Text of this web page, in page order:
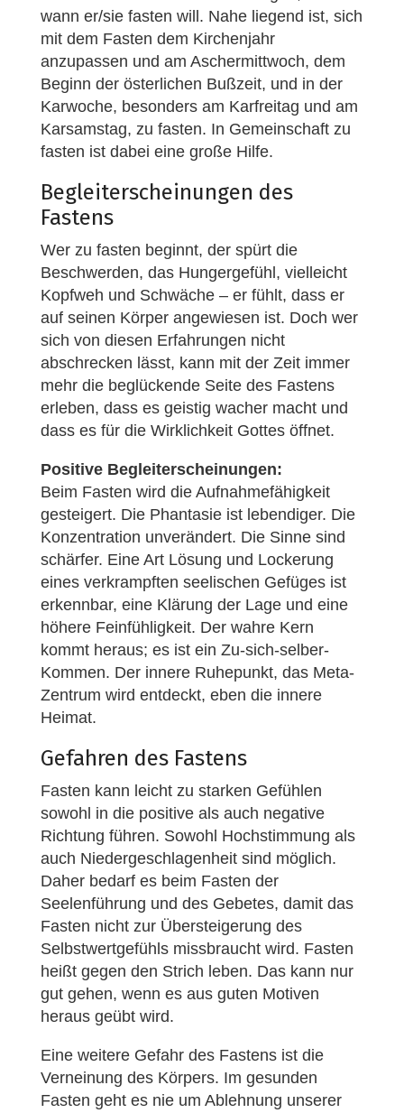
wann er/sie fasten will. Nahe liegend ist, sich
mit dem Fasten dem Kirchenjahr
anzupassen und am Aschermittwoch, dem
Beginn der österlichen Bußzeit, und in der
Karwoche, besonders am Karfreitag und am
Karsamstag, zu fasten. In Gemeinschaft zu
fasten ist dabei eine große Hilfe.
Begleiterscheinungen des
Fastens
Wer zu fasten beginnt, der spürt die
Beschwerden, das Hungergefühl, vielleicht
Kopfweh und Schwäche – er fühlt, dass er
auf seinen Körper angewiesen ist. Doch wer
sich von diesen Erfahrungen nicht
abschrecken lässt, kann mit der Zeit immer
mehr die beglückende Seite des Fastens
erleben, dass es geistig wacher macht und
dass es für die Wirklichkeit Gottes öffnet.
Positive Begleiterscheinungen:
Beim Fasten wird die Aufnahmefähigkeit
gesteigert. Die Phantasie ist lebendiger. Die
Konzentration unverändert. Die Sinne sind
schärfer. Eine Art Lösung und Lockerung
eines verkrampften seelischen Gefüges ist
erkennbar, eine Klärung der Lage und eine
höhere Feinfühligkeit. Der wahre Kern
kommt heraus; es ist ein Zu-sich-selber-
Kommen. Der innere Ruhepunkt, das Meta-
Zentrum wird entdeckt, eben die innere
Heimat.
Gefahren des Fastens
Fasten kann leicht zu starken Gefühlen
sowohl in die positive als auch negative
Richtung führen. Sowohl Hochstimmung als
auch Niedergeschlagenheit sind möglich.
Daher bedarf es beim Fasten der
Seelenführung und des Gebetes, damit das
Fasten nicht zur Übersteigerung des
Selbstwertgefühls missbraucht wird. Fasten
heißt gegen den Strich leben. Das kann nur
gut gehen, wenn es aus guten Motiven
heraus geübt wird.
Eine weitere Gefahr des Fastens ist die
Verneinung des Körpers. Im gesunden
Fasten geht es nie um Ablehnung unserer